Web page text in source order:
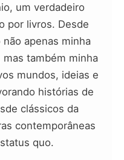
um verdadeiro
por livros. Desde
apenas minha
também minha
mundos, ideias e
histórias de
clássicos da
contemporâneas
quo.